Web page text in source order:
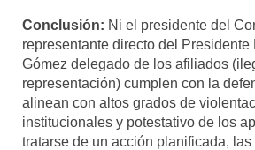
Conclusión: Ni el presidente del
representante directo del Presidente
Gómez delegado de los afiliados
representación) cumplen con la
alinean con altos grados de
institucionales y potestativo de los
tratarse de un acción planificada,